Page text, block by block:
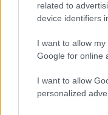
related to
device identifiers
I want to allow
Google for online
I want to allow
personalized